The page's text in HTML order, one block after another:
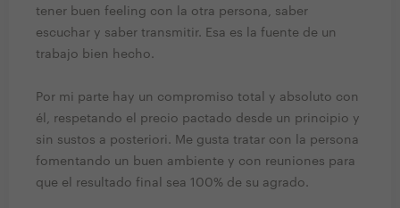
tener buen feeling con la otra persona, saber
escuchar y saber transmitir. Esa es la fuente de un
trabajo bien hecho.
Por mi parte hay un compromiso total y absoluto con
él, respetando el precio pactado desde un principio y
sin sustos a posteriori. Me gusta tratar con la persona
fomentando un buen ambiente y con reuniones para
que el resultado final sea 100% de su agrado.